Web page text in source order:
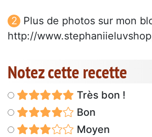
Plus de photos sur mon
http://
Notez cette recette
Très bon !
Bon
Moyen